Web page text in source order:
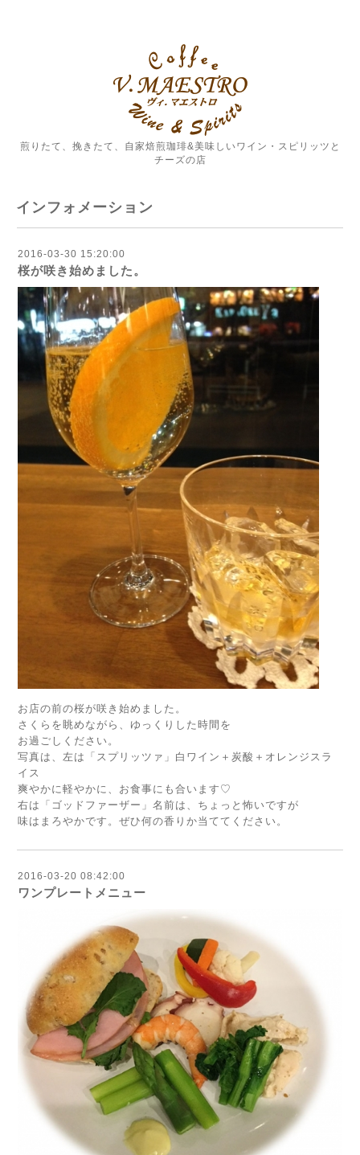
煎りたて、挽きたて、自家焙煎珈琲&美味しいワイン・スピリッツと
チーズの店
インフォメーション
2016-03-30 15:20:00
桜が咲き始めました。
お店の前の桜が咲き始めました。
さくらを眺めながら、ゆっくりした時間を
お過ごしください。
写真は、左は「スプリッツァ」白ワイン＋炭酸＋オレンジスラ
イス
爽やかに軽やかに、お食事にも合います♡
右は「ゴッドファーザー」名前は、ちょっと怖いですが
味はまろやかです。ぜひ何の香りか当ててください。
2016-03-20 08:42:00
ワンプレートメニュー